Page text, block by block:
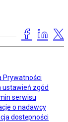
Prywatności
ustawień zgód
serwisu
o nadawcy
dostępności